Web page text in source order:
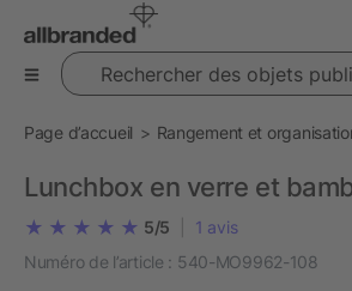
Rechercher des objets publicitaires
Page d’accueil Rangement et
Lunchbox en verre et
5/5 1 avis
Numéro de l’article : 540-MO9962-108